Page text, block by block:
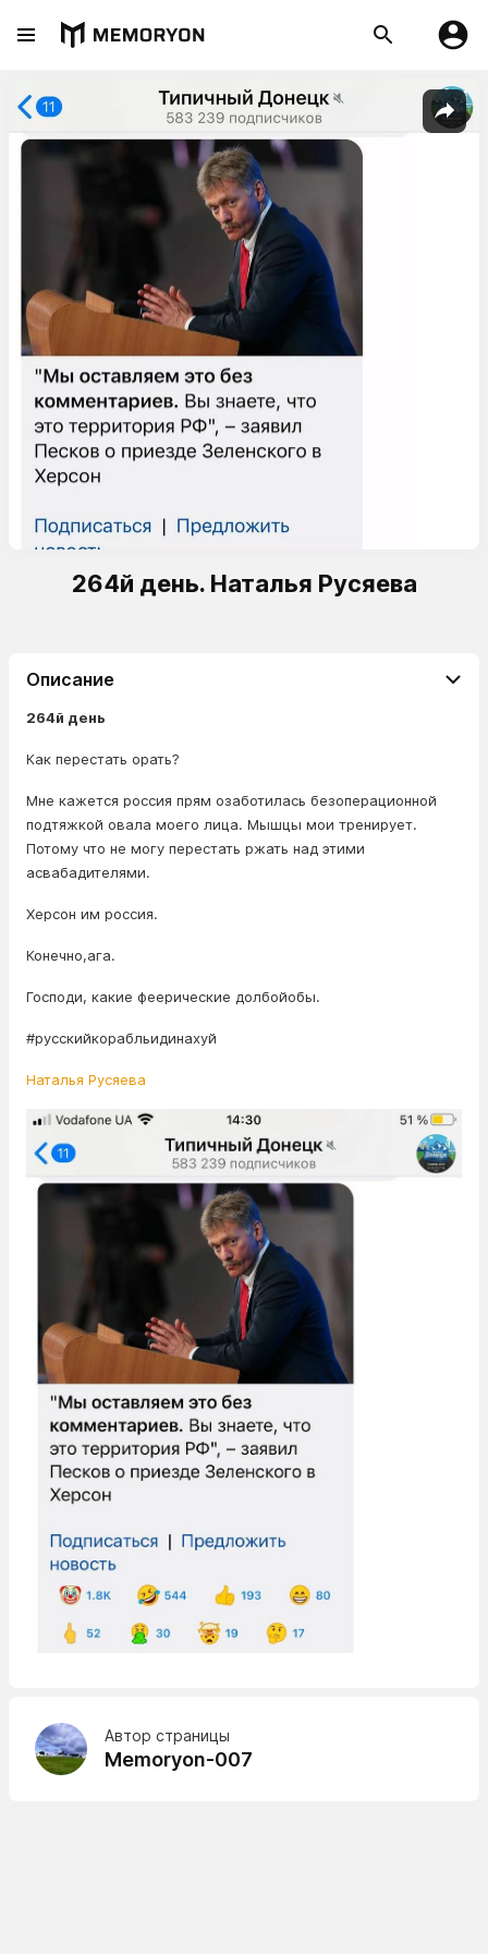
264й день. Наталья Русяева
Описание
264й день
Как перестать орать?
Мне кажется россия прям озаботилась безоперационной
подтяжкой овала моего лица. Мышцы мои тренирует.
Потому что не могу перестать ржать над этими
асвабадителями.
Херсон им россия.
Конечно,ага.
Господи, какие феерические долбойобы.
#русскийкорабльидинахуй
Наталья Русяева
Автор страницы
Memoryon-007